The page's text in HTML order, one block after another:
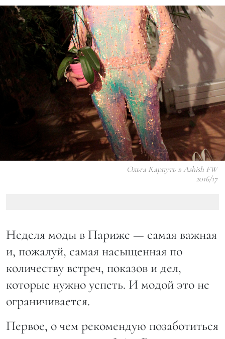
Ольга Карпуть в Ashish FW
2016/17
Неделя моды в Париже — самая важная
и, пожалуй, самая насыщенная по
количеству встреч, показов и дел,
которые нужно успеть. И модой это не
ограничивается.
Первое, о чем рекомендую позаботиться